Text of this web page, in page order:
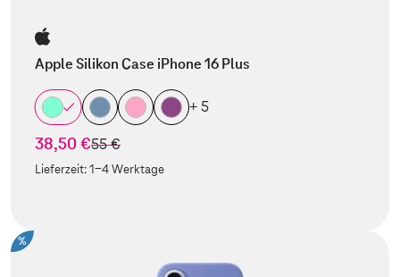
Apple Silikon Case iPhone 16 Plus
+ 5
38,50 €statt
55 €
Lieferzeit:1-4 Werktage
%